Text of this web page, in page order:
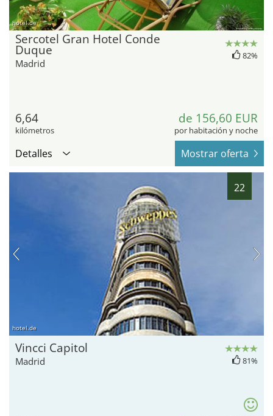
hotel.de
Sercotel Gran Hotel Conde
Duque
Madrid
82%
6,64
kilómetros
de 156,60 EUR
por habitación y noche
Detalles Mostrar oferta
22
hotel.de
Vincci Capitol
Madrid 81%